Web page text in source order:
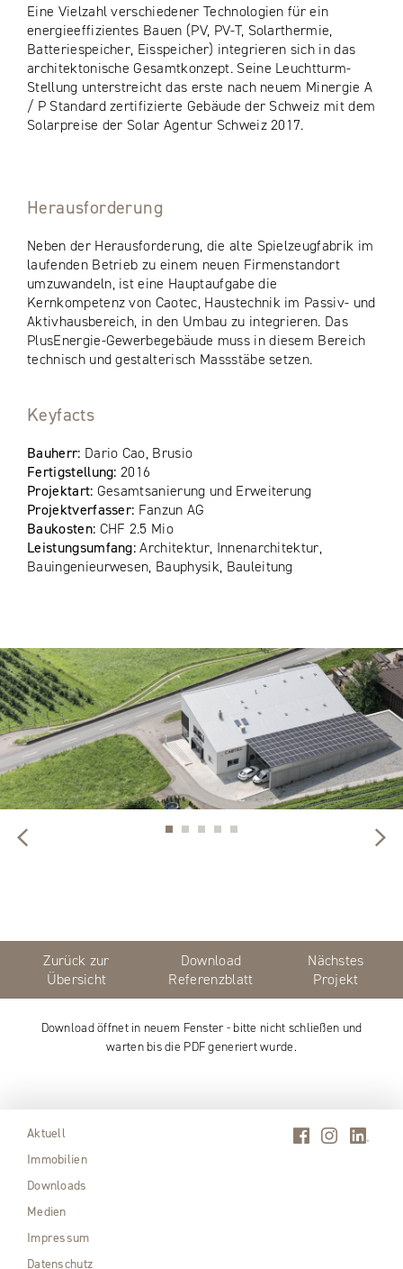
Eine Vielzahl verschiedener Technologien für ein
energieeffizientes Bauen (PV, PV-T, Solarthermie,
Batteriespeicher, Eisspeicher) integrieren sich in das
architektonische Gesamtkonzept. Seine Leuchtturm-
Stellung unterstreicht das erste nach neuem Minergie A
/ P Standard zertifizierte Gebäude der Schweiz mit dem
Solarpreise der Solar Agentur Schweiz 2017.
Herausforderung
Neben der Herausforderung, die alte Spielzeugfabrik im
laufenden Betrieb zu einem neuen Firmenstandort
umzuwandeln, ist eine Hauptaufgabe die
Kernkompetenz von Caotec, Haustechnik im Passiv- und
Aktivhausbereich, in den Umbau zu integrieren. Das
PlusEnergie-Gewerbegebäude muss in diesem Bereich
technisch und gestalterisch Massstäbe setzen.
Keyfacts
Bauherr: Dario Cao, Brusio
Fertigstellung:2016
Projektart: Gesamtsanierung und Erweiterung
Projektverfasser: Fanzun AG
Baukosten: CHF 2.5 Mio
Leistungsumfang:Architektur, Innenarchitektur,
Bauingenieurwesen, Bauphysik, Bauleitung
Zurück zur
Übersicht
Download
Referenzblatt
Nächstes
Projekt
Download öffnet in neuem Fenster - bitte nicht schließen und
warten bis die PDF generiert wurde.
Aktuell
Immobilien
Downloads
Medien
Impressum
Datenschutz